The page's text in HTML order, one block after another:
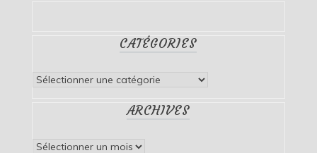
CATÉGORIES
Catégories
ARCHIVES
Archives